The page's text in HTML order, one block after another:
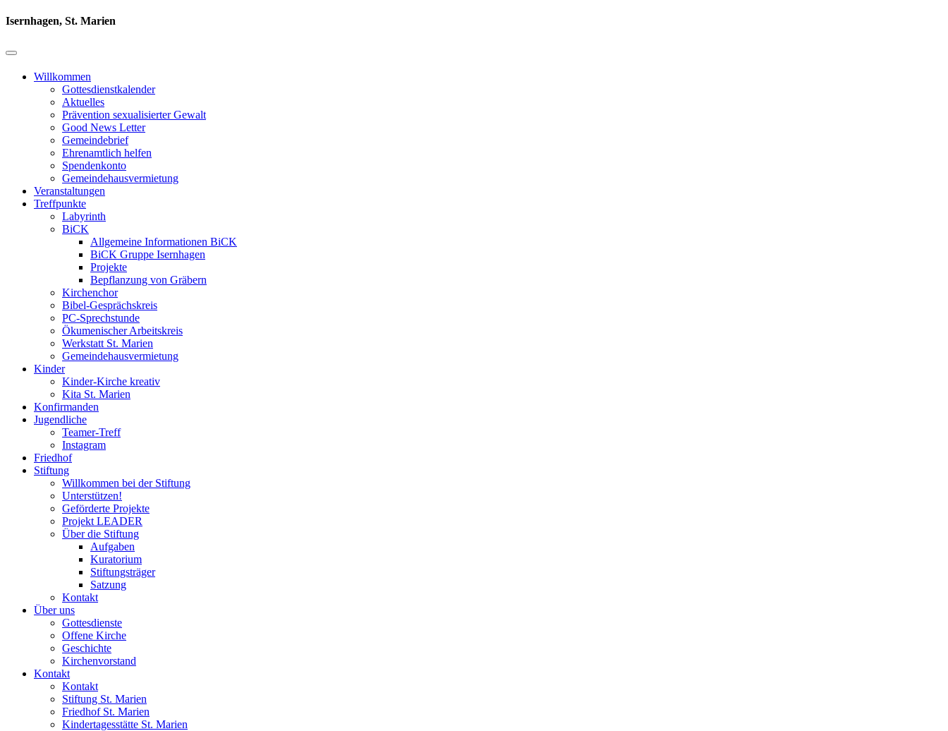
Isernhagen, St. Marien
Willkommen
Gottesdienstkalender
Aktuelles
Prävention sexualisierter Gewalt
Good News Letter
Gemeindebrief
Ehrenamtlich helfen
Spendenkonto
Gemeindehausvermietung
Veranstaltungen
Treffpunkte
Labyrinth
BiCK
Allgemeine Informationen BiCK
BiCK Gruppe Isernhagen
Projekte
Bepflanzung von Gräbern
Kirchenchor
Bibel-Gesprächskreis
PC-Sprechstunde
Ökumenischer Arbeitskreis
Werkstatt St. Marien
Gemeindehausvermietung
Kinder
Kinder-Kirche kreativ
Kita St. Marien
Konfirmanden
Jugendliche
Teamer-Treff
Instagram
Friedhof
Stiftung
Willkommen bei der Stiftung
Unterstützen!
Geförderte Projekte
Projekt LEADER
Über die Stiftung
Aufgaben
Kuratorium
Stiftungsträger
Satzung
Kontakt
Über uns
Gottesdienste
Offene Kirche
Geschichte
Kirchenvorstand
Kontakt
Kontakt
Stiftung St. Marien
Friedhof St. Marien
Kindertagesstätte St. Marien